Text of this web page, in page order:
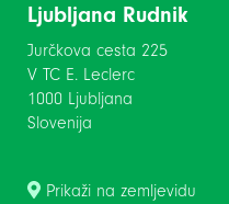
Ljubljana Rudnik
Jurčkova cesta 225
V TC E. Leclerc
1000 Ljubljana
Slovenija
Prikaži na zemljevidu